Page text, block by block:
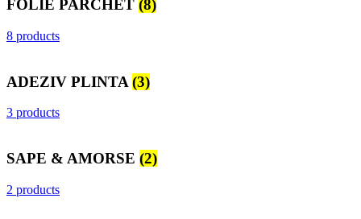
FOLIE PARCHET (8)
8 products
ADEZIV PLINTA (3)
3 products
SAPE & AMORSE (2)
2 products